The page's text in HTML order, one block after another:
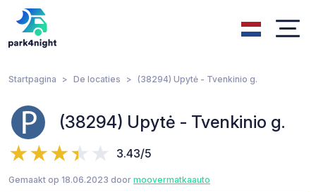
Startpagina De locaties (38294) Upytė - Tvenkinio g.
(38294) Upytė - Tvenkinio g.
3.43/5
Gemaakt op 18.06.2023 door moovermatkaauto